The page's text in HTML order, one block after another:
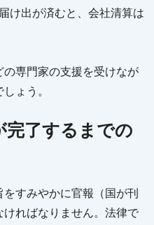
け出が済むと、会社清算は
専門家の支援を受けなが
ょう。
すみやかに官報（国が刊
ればなりません。法律で